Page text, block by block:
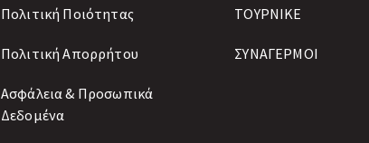
Πολιτική Ποιότητας
Πολιτική Απορρήτου
Ασφάλεια & Προσωπικά
Δεδομένα
ΤΟΥΡΝΙΚΕ
ΣΥΝΑΓΕΡΜΟΙ